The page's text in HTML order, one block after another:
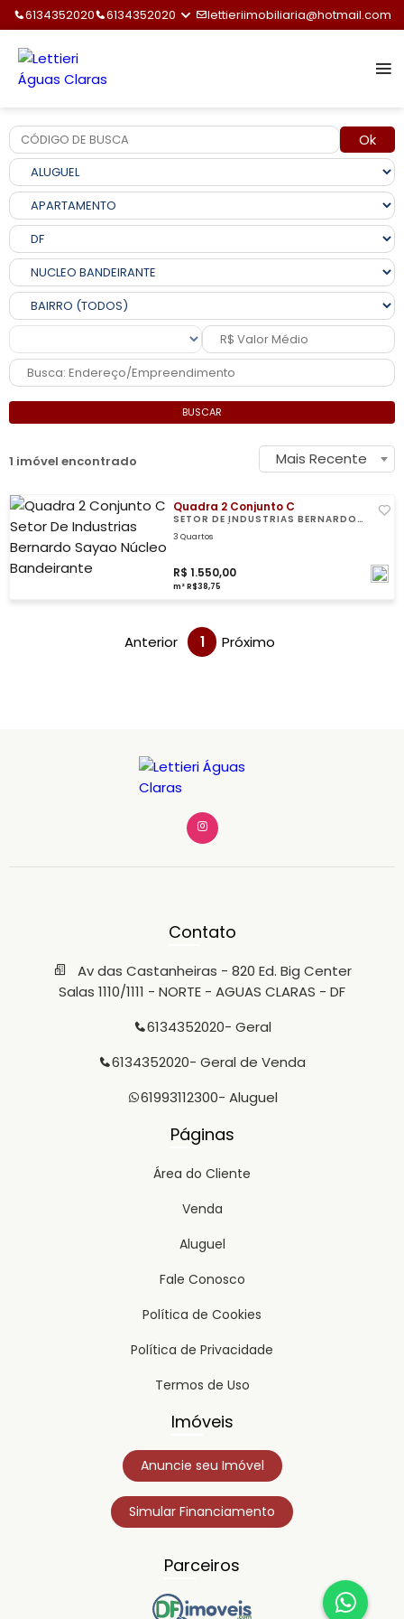
6134352020 6134352020 lettieriimobiliaria@hotmail.com
Ok
BUSCAR
1 imóvel encontrado Mais Recente
Quadra 2 Conjunto C
SETOR DE INDUSTRIAS BERNARDO
SAYAO, NÚCLEO BANDEIRANTE
3 Quartos
R$ 1.550,00
m² R$38,75
Anterior 1 Próximo
Contato
Av das Castanheiras - 820 Ed. Big Center
Salas 1110/1111 - NORTE - AGUAS CLARAS - DF
6134352020- Geral
6134352020- Geral de Venda
61993112300- Aluguel
Páginas
Área do Cliente
Venda
Aluguel
Fale Conosco
Política de Cookies
Política de Privacidade
Termos de Uso
Imóveis
Anuncie seu Imóvel
Simular Financiamento
Parceiros